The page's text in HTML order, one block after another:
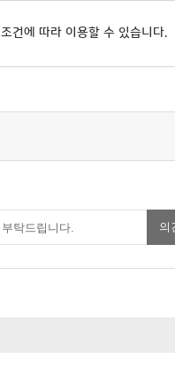
조건에 따라 이용할 수 있습니다.